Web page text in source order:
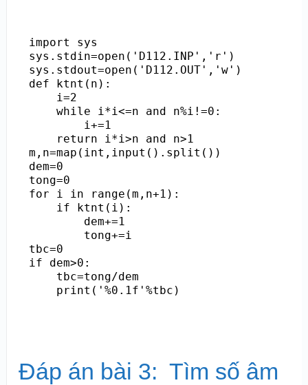
import sys
sys.stdin=open('D112.INP','r')
sys.stdout=open('D112.OUT','w')
def ktnt(n):
    i=2
    while i*i<=n and n%i!=0:
        i+=1
    return i*i>n and n>1
m,n=map(int,input().split())
dem=0
tong=0
for i in range(m,n+1):
    if ktnt(i):
        dem+=1
        tong+=i
tbc=0
if dem>0:
    tbc=tong/dem
    print('%0.1f'%tbc)
Đáp án bài 3: Tìm số âm